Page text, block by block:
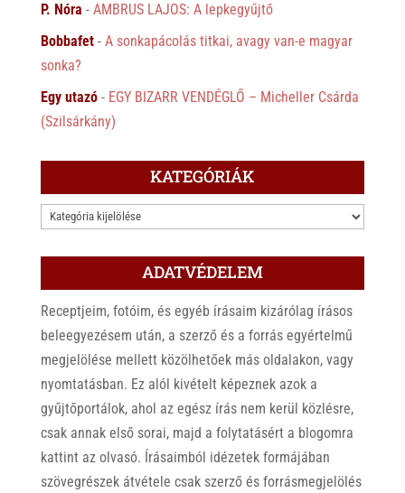
P. Nóra - AMBRUS LAJOS: A lepkegyűjtő
Bobbafet- A sonkapácolás titkai, avagy van-e magyar
sonka?
Egy utazó- EGY BIZARR VENDÉGLŐ – Micheller Csárda
(Szilsárkány)
KATEGÓRIÁK
KATEGÓRIÁK
ADATVÉDELEM
Receptjeim, fotóim, és egyéb írásaim kizárólag írásos
beleegyezésem után, a szerző és a forrás egyértelmű
megjelölése mellett közölhetőek más oldalakon, vagy
nyomtatásban. Ez alól kivételt képeznek azok a
gyűjtőportálok, ahol az egész írás nem kerül közlésre,
csak annak első sorai, majd a folytatásért a blogomra
kattint az olvasó. Írásaimból idézetek formájában
szövegrészek átvétele csak szerző és forrásmegjelölés